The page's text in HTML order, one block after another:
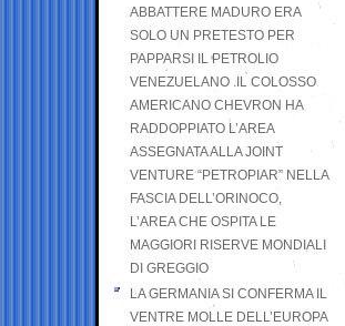
ABBATTERE MADURO ERA
SOLO UN PRETESTO PER
PAPPARSI IL PETROLIO
VENEZUELANO .IL COLOSSO
AMERICANO CHEVRON HA
RADDOPPIATO L’AREA
ASSEGNATA ALLA JOINT
VENTURE “PETROPIAR” NELLA
FASCIA DELL’ORINOCO,
L’AREA CHE OSPITA LE
MAGGIORI RISERVE MONDIALI
DI GREGGIO
LA GERMANIA SI CONFERMA IL
VENTRE MOLLE DELL’EUROPA